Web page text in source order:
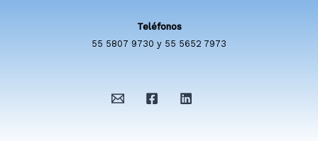
Teléfonos
55 5807 9730 y 55 5652 7973